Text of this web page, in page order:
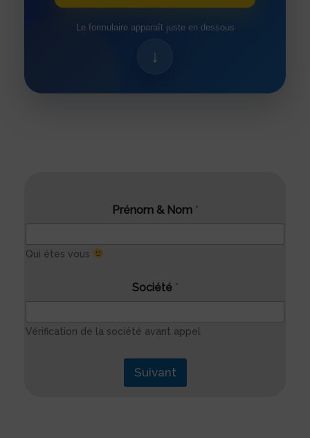
Le formulaire apparaît juste en dessous
↓
Prénom & Nom *
Qui êtes vous
Société *
Vérification de la société avant appel
Suivant